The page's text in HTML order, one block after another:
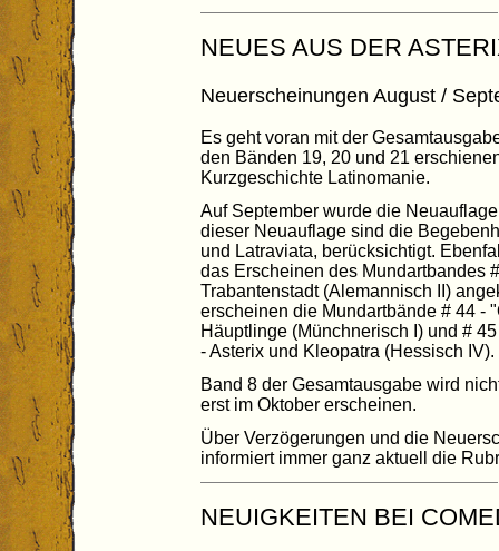
NEUES AUS DER
Neuerscheinungen August /
Es geht voran mit der
den Bänden 19, 20 und 21
Kurzgeschichte Latinomanie.
Auf September wurde die
dieser Neuauflage sind die
und Latraviata, berücksichtigt.
das Erscheinen des Mundartbandes
Trabantenstadt (Alemannisch II)
erscheinen die Mundartbände # 44 -
Häuptlinge (Münchnerisch I) und #
- Asterix und Kleopatra (Hessisch IV).
Band 8 der Gesamtausgabe wird
erst im Oktober erscheinen.
Über Verzögerungen und die
informiert immer ganz aktuell die
NEUIGKEITEN BEI